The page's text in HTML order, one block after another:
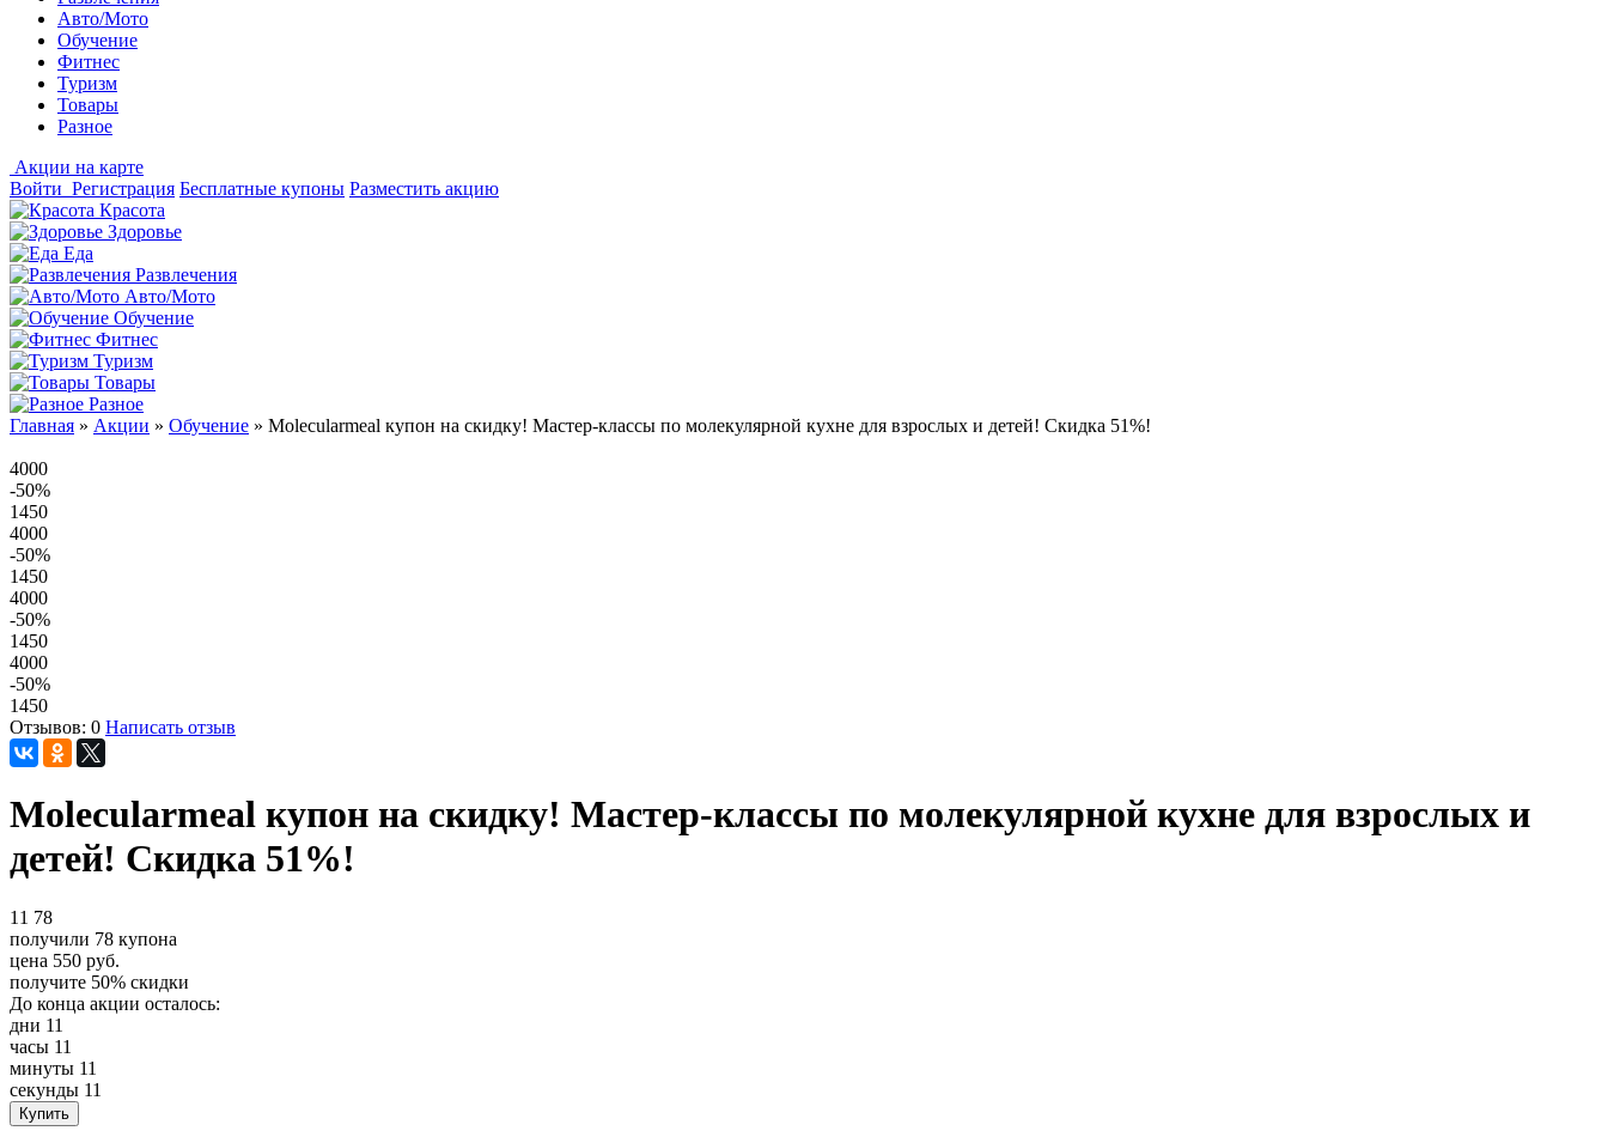
Авто/Мото
Обучение
Фитнес
Туризм
Товары
Разное
Акции на карте
Войти Регистрация Бесплатные купоны Разместить акцию
Красота
Здоровье
Еда
Развлечения
Авто/Мото
Обучение
Фитнес
Туризм
Товары
Разное
Главная » Акции » Обучение » Molecularmeal купон на скидку! Мастер-классы по молекулярной кухне для взрослых и детей! Скидка 51%!
4000
-50%
1450
4000
-50%
1450
4000
-50%
1450
4000
-50%
1450
Отзывов: 0 Написать отзыв
Molecularmeal купон на скидку! Мастер-классы по молекулярной кухне для взрослых и
детей! Скидка 51%!
11 78
получили 78 купона
цена 550 руб.
получите 50% скидки
До конца акции осталось:
дни 11
часы 11
минуты 11
секунды 11